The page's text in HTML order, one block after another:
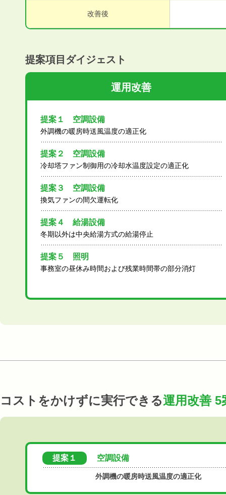
改善後
提案項目ダイジェスト
運用改善
提案１ 空調設備
外調機の暖房時送風温度の適正化
提案２ 空調設備
冷却塔ファン制御用の冷却水温度設定の適正化
提案３ 空調設備
換気ファンの間欠運転化
提案４ 給湯設備
冬期以外は中央給湯方式の給湯停止
提案５ 照明
事務室の昼休み時間および残業時間帯の部分消灯
コストをかけずに実行できる運用改善 5
提案１ 空調設備
外調機の暖房時送風温度の適正化